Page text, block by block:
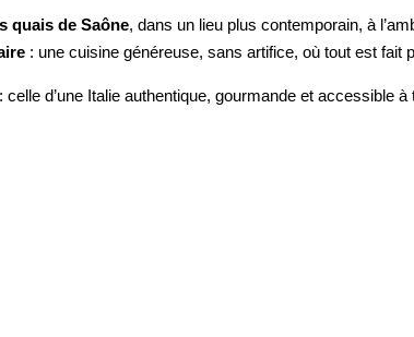
quais de Saône, dans un lieu plus contemporain, à
: une cuisine généreuse, sans artifice, où tout est fait
: celle d’une Italie authentique, gourmande et accessible à